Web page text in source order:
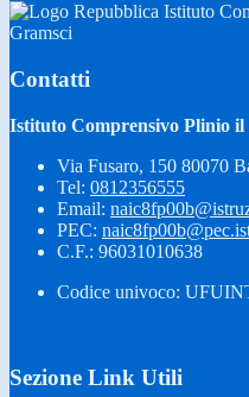
Istituto
Gramsci
Contatti
Istituto Comprensivo Plinio il
Via Fusaro, 150 80070
Tel: 0812356555
Email:
PEC:
C.F.: 96031010638
Codice univoco:
Sezione Link Utili